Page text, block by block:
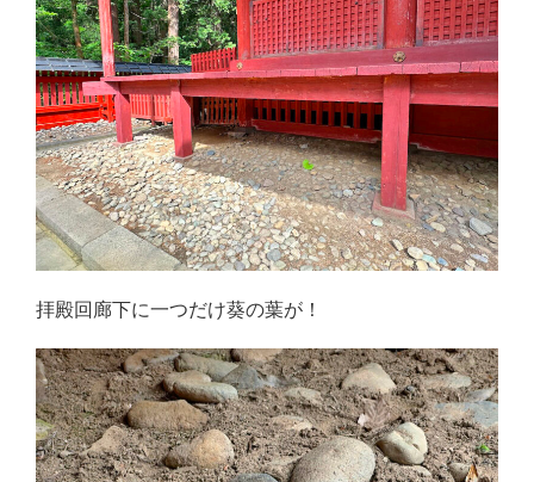
拝殿回廊下に一つだけ葵の葉が！